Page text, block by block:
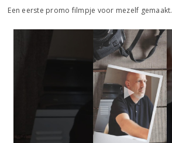
Een eerste promo filmpje voor mezelf gemaakt.